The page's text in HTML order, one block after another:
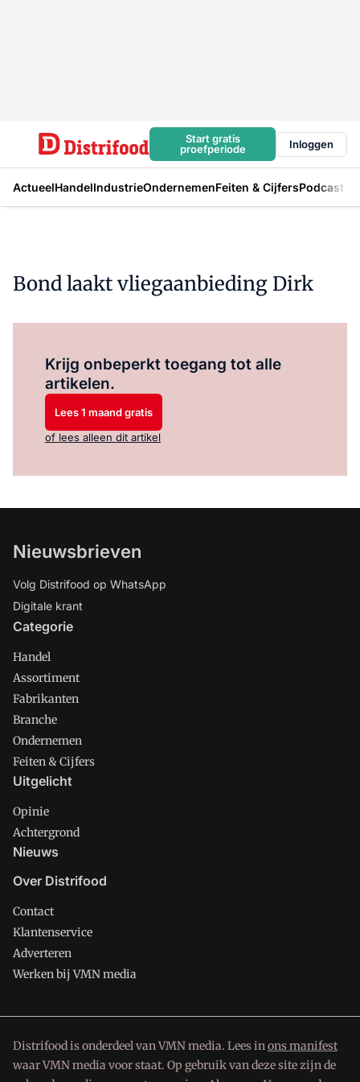
Start gratis
proefperiode
Inloggen
ActueelHandelIndustrieOndernemenFeiten & CijfersPodcast
Bond laakt vliegaanbieding Dirk
Krijg onbeperkt toegang tot alle
artikelen.
Lees 1 maand gratis
of lees alleen dit artikel
Nieuwsbrieven
Volg Distrifood op WhatsApp
Digitale krant
Categorie
Handel
Assortiment
Fabrikanten
Branche
Ondernemen
Feiten & Cijfers
Uitgelicht
Opinie
Achtergrond
Nieuws
Over Distrifood
Contact
Klantenservice
Adverteren
Werken bij VMN media
Distrifood is onderdeel van VMN media. Lees inons manifest
waar VMN media voor staat. Op gebruik van deze site zijn de